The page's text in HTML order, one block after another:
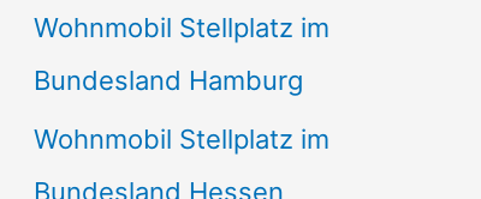
Wohnmobil Stellplatz im
Bundesland Hamburg
Wohnmobil Stellplatz im
Bundesland Hessen